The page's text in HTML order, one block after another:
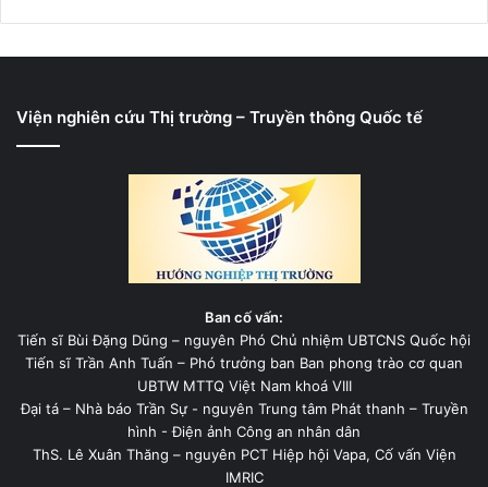
Viện nghiên cứu Thị trường – Truyền thông Quốc tế
Ban cố vấn:
Tiến sĩ Bùi Đặng Dũng – nguyên Phó Chủ nhiệm UBTCNS Quốc hội
Tiến sĩ Trần Anh Tuấn – Phó trưởng ban Ban phong trào cơ quan
UBTW MTTQ Việt Nam khoá VIII
Đại tá – Nhà báo Trần Sự - nguyên Trung tâm Phát thanh – Truyền
hình - Điện ảnh Công an nhân dân
ThS. Lê Xuân Thăng – nguyên PCT Hiệp hội Vapa, Cố vấn Viện
IMRIC